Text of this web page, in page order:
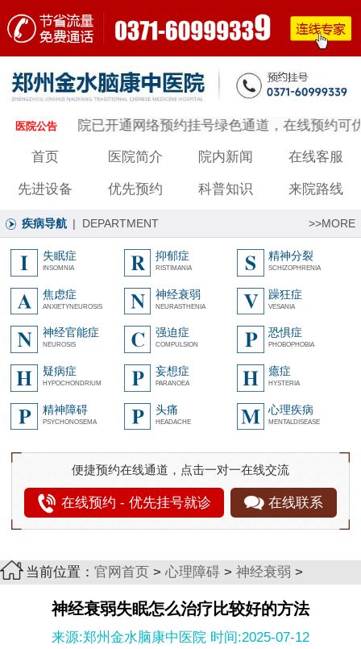
医院公告医院已开通网络预约挂号绿色通道，在线预约可
首页 医院简介 院内新闻 在线客服
先进设备 优先预约 科普知识 来院路线
>>MORE
疾病导航 | DEPARTMENT
失眠症
INSOMNIA
抑郁症
RISTIMANIA
精神分裂
SCHIZOPHRENIA
焦虑症
ANXIETYNEUROSIS
神经衰弱
NEURASTHENIA
躁狂症
VESANIA
神经官能症
NEUROSIS
强迫症
COMPULSION
恐惧症
PHOBOPHOBIA
疑病症
HYPOCHONDRIUM
妄想症
PARANOEA
癔症
HYSTERIA
精神障碍
PSYCHONOSEMA
头痛
HEADACHE
心理疾病
MENTALDISEASE
便捷预约在线通道，点击一对一在线交流
在线预约 - 优先挂号就诊 在线联系
当前位置： 官网首页 > 心理障碍> 神经衰弱 >
神经衰弱失眠怎么治疗比较好的方法
来源:郑州金水脑康中医院 时间:2025-07-12